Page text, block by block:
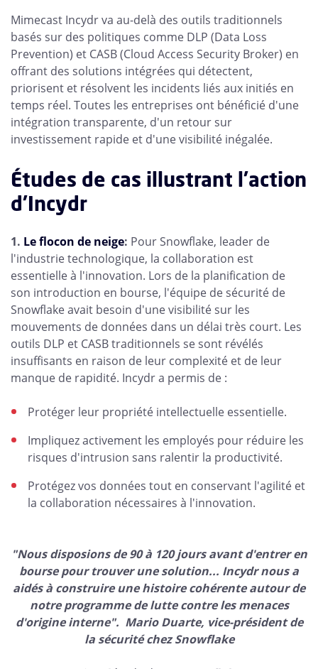
Mimecast Incydr va au-delà des outils traditionnels
basés sur des politiques comme DLP (Data Loss
Prevention) et CASB (Cloud Access Security Broker) en
offrant des solutions intégrées qui détectent,
priorisent et résolvent les incidents liés aux initiés en
temps réel. Toutes les entreprises ont bénéficié d'une
intégration transparente, d'un retour sur
investissement rapide et d'une visibilité inégalée.
Études de cas illustrant l'action
d'Incydr
1. Le flocon de neige: Pour Snowflake, leader de
l'industrie technologique, la collaboration est
essentielle à l'innovation. Lors de la planification de
son introduction en bourse, l'équipe de sécurité de
Snowflake avait besoin d'une visibilité sur les
mouvements de données dans un délai très court. Les
outils DLP et CASB traditionnels se sont révélés
insuffisants en raison de leur complexité et de leur
manque de rapidité. Incydr a permis de :
Protéger leur propriété intellectuelle essentielle.
Impliquez activement les employés pour réduire les
risques d'intrusion sans ralentir la productivité.
Protégez vos données tout en conservant l'agilité et
la collaboration nécessaires à l'innovation.
"Nous disposions de 90 à 120 jours avant d'entrer en
bourse pour trouver une solution... Incydr nous a
aidés à construire une histoire cohérente autour de
notre programme de lutte contre les menaces
d'origine interne". Mario Duarte, vice-président de
la sécurité chez Snowflake